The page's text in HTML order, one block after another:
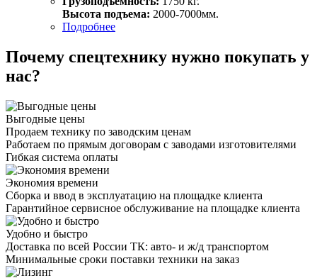
Высота подъема: 2000-7000мм.
Подробнее
Почему спецтехнику нужно покупать у
нас?
Выгодные цены
Продаем технику по заводским ценам
Работаем по прямым договорам с заводами изготовителями
Гибкая система оплаты
Экономия времени
Сборка и ввод в эксплуатацию на площадке клиента
Гарантийное сервисное обслуживание на площадке клиента
Удобно и быстро
Доставка по всей России ТК: авто- и ж/д транспортом
Минимальные сроки поставки техники на заказ